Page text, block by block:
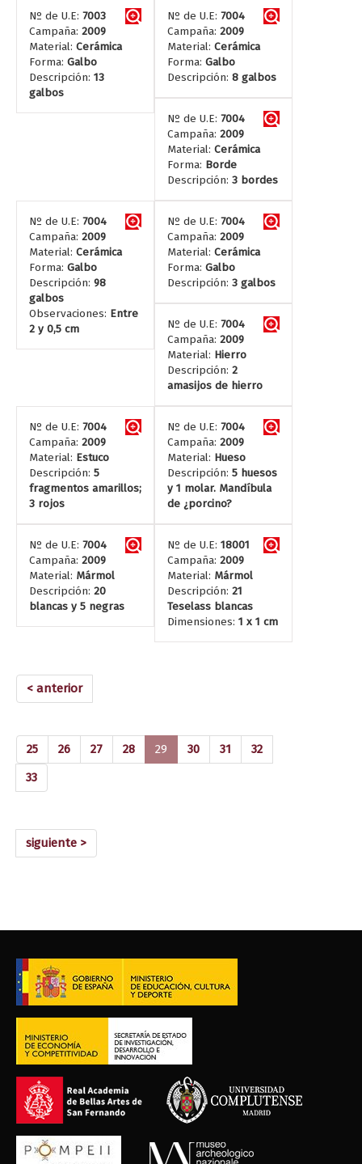
Nº de U.E: 7003
Campaña: 2009
Material: Cerámica
Forma: Galbo
Descripción: 13
galbos
Nº de U.E: 7004
Campaña: 2009
Material: Cerámica
Forma: Galbo
Descripción: 8 galbos
Nº de U.E: 7004
Campaña: 2009
Material: Cerámica
Forma: Borde
Descripción: 3 bordes
Nº de U.E: 7004
Campaña: 2009
Material: Cerámica
Forma: Galbo
Descripción: 98
galbos
Observaciones: Entre
2 y 0,5 cm
Nº de U.E: 7004
Campaña: 2009
Material: Cerámica
Forma: Galbo
Descripción: 3 galbos
Nº de U.E: 7004
Campaña: 2009
Material: Hierro
Descripción: 2
amasijos de hierro
Nº de U.E: 7004
Campaña: 2009
Material: Estuco
Descripción: 5
fragmentos amarillos;
3 rojos
Nº de U.E: 7004
Campaña: 2009
Material: Hueso
Descripción: 5 huesos
y 1 molar. Mandíbula
de ¿porcino?
Nº de U.E: 7004
Campaña: 2009
Material: Mármol
Descripción: 20
blancas y 5 negras
Nº de U.E: 18001
Campaña: 2009
Material: Mármol
Descripción: 21
Teselass blancas
Dimensiones: 1 x 1 cm
< anterior
25 26 27 28 29 (current)
30 31
32
33
siguiente >